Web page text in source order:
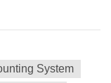
System